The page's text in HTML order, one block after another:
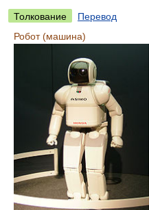
Толкование
Перевод
Робот (машина)